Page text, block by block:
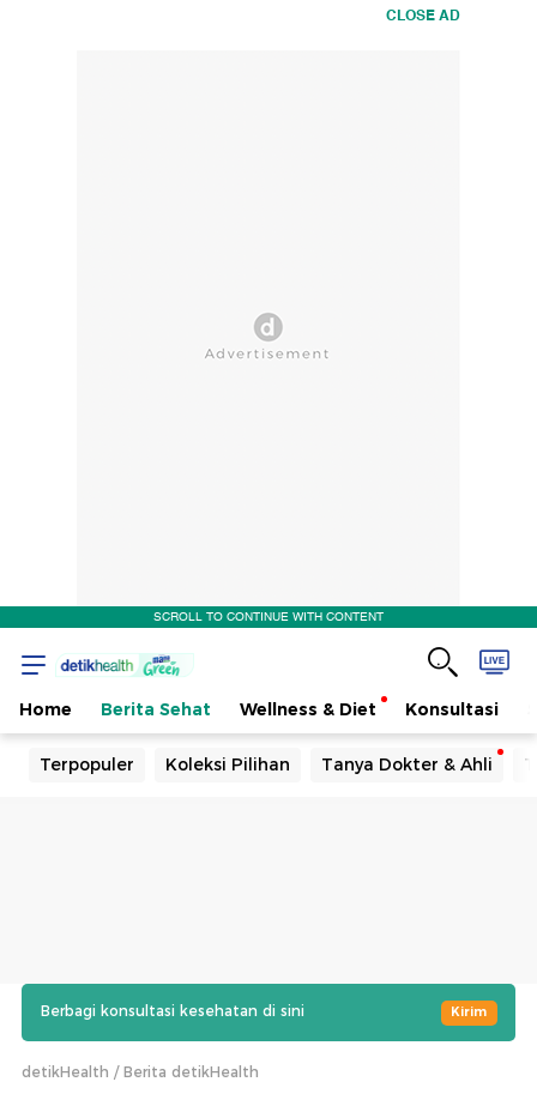
CLOSE AD
SCROLL TO CONTINUE WITH CONTENT
Home Berita Sehat Wellness & Diet Konsultasi
Terpopuler Koleksi Pilihan Tanya Dokter & Ahli
Berbagi konsultasi kesehatan di sini Kirim
detikHealth Berita detikHealth